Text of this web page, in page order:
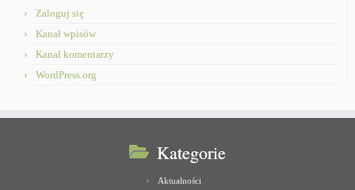
Zaloguj się
Kanał wpisów
Kanał komentarzy
WordPress.org
Kategorie
Aktualności